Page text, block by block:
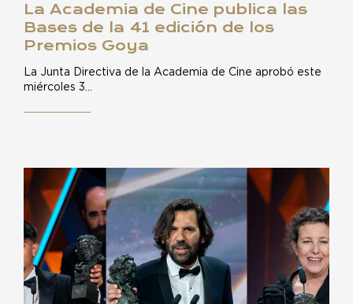
La Academia de Cine publica las
Bases de la 41 edición de los
Premios Goya
La Junta Directiva de la Academia de Cine aprobó este
miércoles 3…